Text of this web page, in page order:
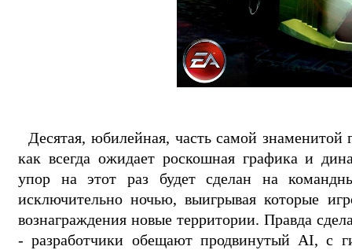
Десятая, юбилейная, часть самой знаменитой
как всегда ожидает роскошная графика и
упор на этот раз будет сделан на
исключительно ночью, выигрывая которые
вознаграждения новые территории. Правда
- разработчики обещают продвинутый AI, с